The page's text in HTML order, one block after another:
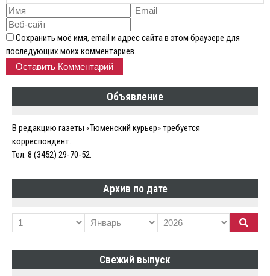
Сохранить моё имя, email и адрес сайта в этом браузере для
последующих моих комментариев.
Объявление
В редакцию газеты «Тюменский курьер» требуется
корреспондент.
Тел. 8 (3452) 29-70-52.
Архив по дате
Свежий выпуск